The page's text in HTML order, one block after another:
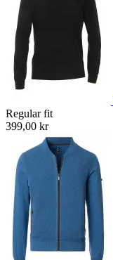
Regular fit
399,00 kr